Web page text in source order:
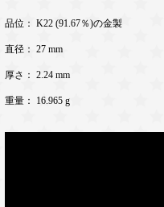
品位： K22 (91.67％)の金製
直径： 27 mm
厚さ： 2.24 mm
重量： 16.965 g